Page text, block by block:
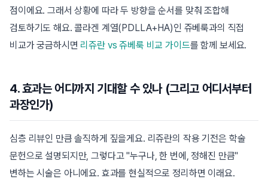
점이에요. 그래서 상황에 따라 두 방향을 순서를 맞춰 조합해
검토하기도 해요. 콜라겐 계열(PDLLA+HA)인 쥬베룩과의 직접
비교가 궁금하시면 리쥬란 vs 쥬베룩 비교 가이드를 함께 보세요.
4. 효과는 어디까지 기대할 수 있나 (그리고 어디서부터
과장인가)
심층 리뷰인 만큼 솔직하게 짚을게요. 리쥬란의 작용 기전은 학술
문헌으로 설명되지만, 그렇다고 "누구나, 한 번에, 정해진 만큼"
변하는 시술은 아니에요. 효과를 현실적으로 정리하면 이래요.